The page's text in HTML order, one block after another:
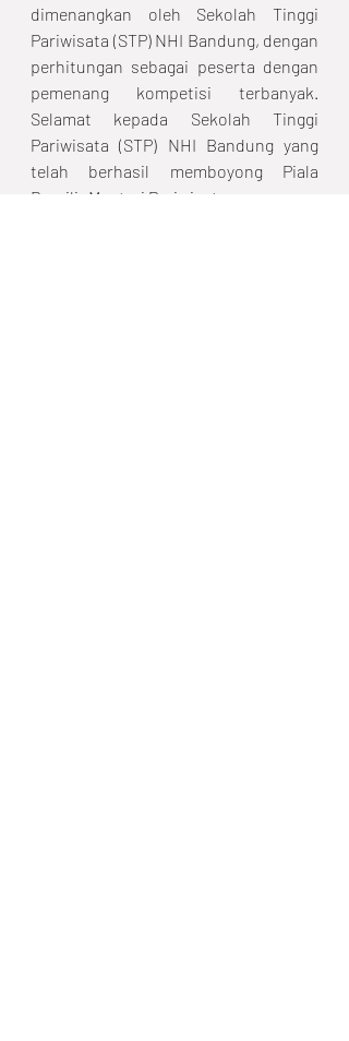
dimenangkan oleh Sekolah Tinggi
Pariwisata (STP) NHI Bandung, dengan
perhitungan sebagai peserta dengan
pemenang kompetisi terbanyak.
Selamat kepada Sekolah Tinggi
Pariwisata (STP) NHI Bandung yang
telah berhasil memboyong Piala
Bergilir Menteri Pariwisata.